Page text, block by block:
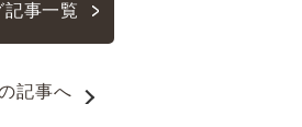
記事一覧
記事へ